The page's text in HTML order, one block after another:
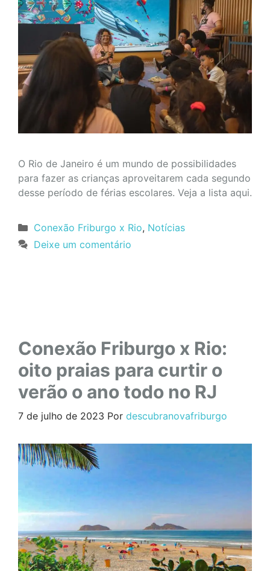
O Rio de Janeiro é um mundo de possibilidades
para fazer as crianças aproveitarem cada segundo
desse período de férias escolares. Veja a lista aqui.
Categorias
Conexão Friburgo x Rio, Notícias
Deixe um comentário
Conexão Friburgo x Rio:
oito praias para curtir o
verão o ano todo no RJ
7 de julho de 2023 Por descubranovafriburgo